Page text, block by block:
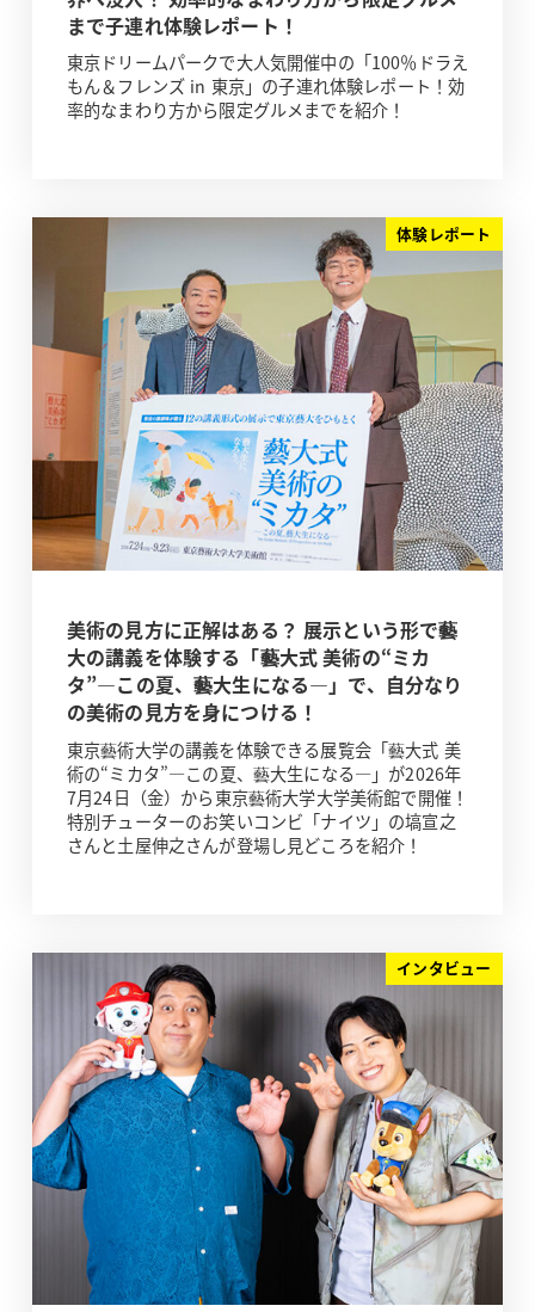
まで子連れ体験レポート！
東京ドリームパークで大人気開催中の「100％ドラえ
もん＆フレンズ in 東京」の子連れ体験レポート！効
率的なまわり方から限定グルメまでを紹介！
体験レポート
美術の見方に正解はある？ 展示という形で藝
大の講義を体験する「藝大式 美術の“ミカ
タ”―この夏、藝大生になる―」で、自分なり
の美術の見方を身につける！
東京藝術大学の講義を体験できる展覧会「藝大式 美
術の“ミカタ”―この夏、藝大生になる―」が2026年
7月24日（金）から東京藝術大学大学美術館で開催！
特別チューターのお笑いコンビ「ナイツ」の塙宣之
さんと土屋伸之さんが登場し見どころを紹介！
インタビュー